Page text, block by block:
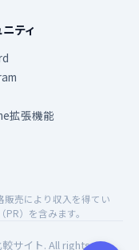
ティ
拡張機能
売により収入を得てい
）を含みます。
較サイト. All rights